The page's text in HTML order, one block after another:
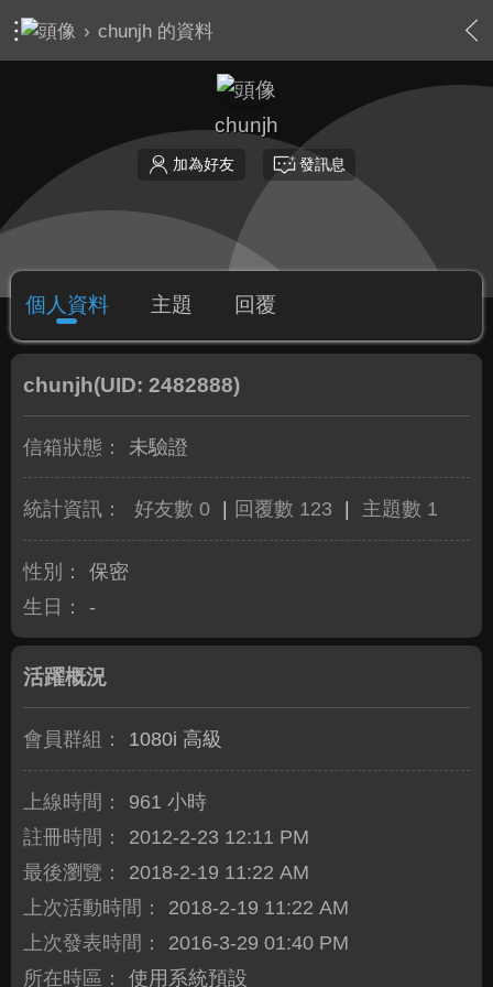
› chunjh 的資料
chunjh
加為好友 發訊息
個人資料 主題 回覆
chunjh(UID: 2482888)
信箱狀態： 未驗證
統計資訊： 好友數 0 回覆數 123 主題數 1
性別：
保密
生日：
-
活躍概況
會員群組： 1080i 高級
上線時間：
961 小時
註冊時間：
2012-2-23 12:11 PM
最後瀏覽：
2018-2-19 11:22 AM
上次活動時間：
2018-2-19 11:22 AM
上次發表時間：
2016-3-29 01:40 PM
所在時區：
使用系統預設